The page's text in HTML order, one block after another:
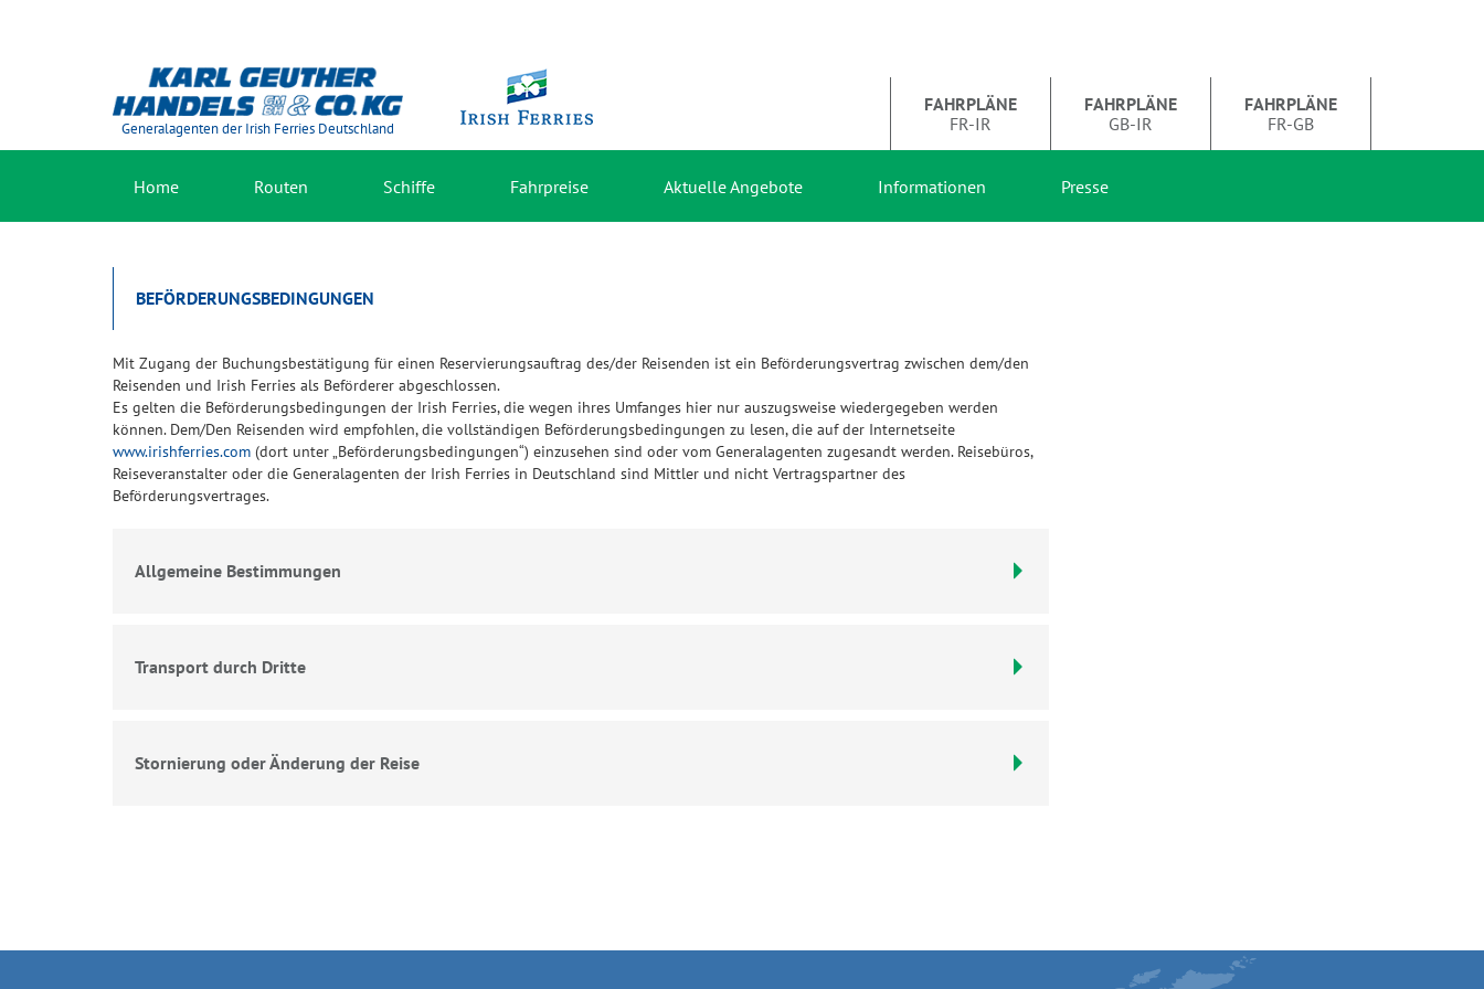
Generalagenten der Irish Ferries Deutschland
FAHRPLÄNE
FR-IR
FAHRPLÄNE
GB-IR
FAHRPLÄNE
FR-GB
Home Routen Schiffe Fahrpreise Aktuelle Angebote Informationen Presse
BEFÖRDERUNGSBEDINGUNGEN
Mit Zugang der Buchungsbestätigung für einen Reservierungsauftrag des/der Reisenden ist ein Beförderungsvertrag zwischen dem/den
Reisenden und Irish Ferries als Beförderer abgeschlossen.
Es gelten die Beförderungsbedingungen der Irish Ferries, die wegen ihres Umfanges hier nur auszugsweise wiedergegeben werden
können. Dem/Den Reisenden wird empfohlen, die vollständigen Beförderungsbedingungen zu lesen, die auf der Internetseite
www.irishferries.com (dort unter „Beförderungsbedingungen“) einzusehen sind oder vom Generalagenten zugesandt werden. Reisebüros,
Reiseveranstalter oder die Generalagenten der Irish Ferries in Deutschland sind Mittler und nicht Vertragspartner des
Beförderungsvertrages.
Allgemeine Bestimmungen
Transport durch Dritte
Stornierung oder Änderung der Reise